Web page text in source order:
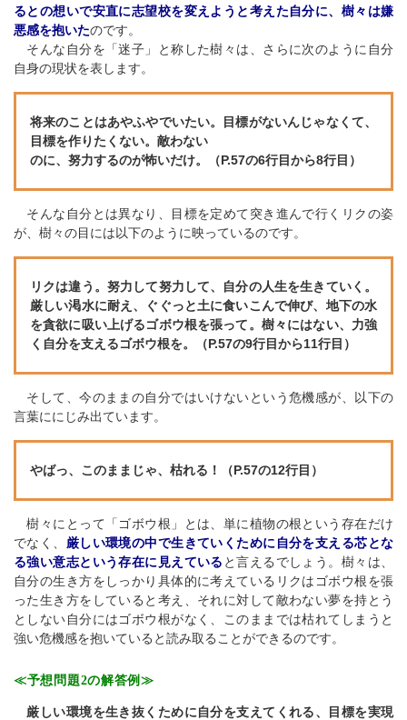
るとの想いで安直に志望校を変えようと考えた自分に、樹々は嫌
悪感を抱いたのです。
そんな自分を「迷子」と称した樹々は、さらに次のように自分
自身の現状を表します。
将来のことはあやふやでいたい。目標がないんじゃなくて、
目標を作りたくない。敵わない
のに、努力するのが怖いだけ。（P.57の6行目から8行目）
そんな自分とは異なり、目標を定めて突き進んで行くリクの姿
が、樹々の目には以下のように映っているのです。
リクは違う。努力して努力して、自分の人生を生きていく。
厳しい渇水に耐え、ぐぐっと土に食いこんで伸び、地下の水
を貪欲に吸い上げるゴボウ根を張って。樹々にはない、力強
く自分を支えるゴボウ根を。（P.57の9行目から11行目）
そして、今のままの自分ではいけないという危機感が、以下の
言葉ににじみ出ています。
やばっ、このままじゃ、枯れる！（P.57の12行目）
樹々にとって「ゴボウ根」とは、単に植物の根という存在だけ
でなく、 厳しい環境の中で生きていくために自分を支える芯とな
る強い意志という存在に見えている と言えるでしょう。樹々は、
自分の生き方をしっかり具体的に考えているリクはゴボウ根を張
った生き方をしていると考え、それに対して敵わない夢を持とう
としない自分にはゴボウ根がなく、このままでは枯れてしまうと
強い危機感を抱いていると読み取ることができるのです。
≪予想問題2の解答例≫
厳しい環境を生き抜くために自分を支えてくれる、目標を実現